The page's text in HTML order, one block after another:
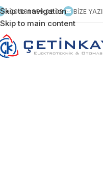
Skip to navigation
Skip to main content
+90 531 959 02 09 BİZE